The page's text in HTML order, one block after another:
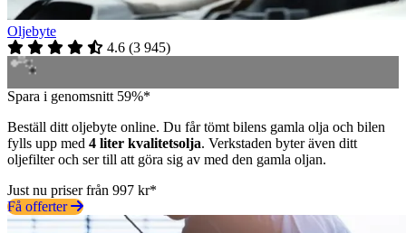
Oljebyte
4.6 (3 945)
Spara i genomsnitt 59%*
Beställ ditt oljebyte online. Du får tömt bilens gamla olja och bilen
fylls upp med 4 liter kvalitetsolja. Verkstaden byter även ditt
oljefilter och ser till att göra sig av med den gamla oljan.
Just nu priser från 997 kr*
Få offerter